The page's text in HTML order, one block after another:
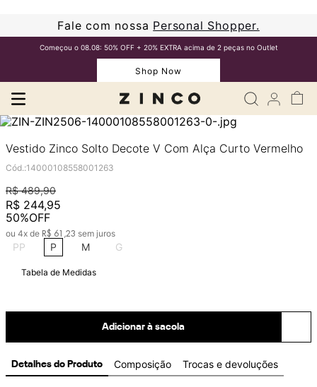
Fale com nossa Personal Shopper.
Começou o 08.08: 50% OFF + 20% EXTRA acima de 2 peças no Outlet
Shop Now
Vestido Zinco Solto Decote V Com Alça Curto Vermelho
Cód.:14000108558001263
R$ 489,90
R$ 244,95
50%OFF
ou 4x de R$ 61 ,23 sem juros
PP P M G
Tabela de Medidas
Adicionar à sacola
Detalhes do Produto Composição Trocas e devoluções